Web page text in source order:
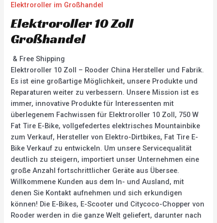
Elektroroller im Großhandel
Elektroroller 10 Zoll
Großhandel
& Free Shipping
Elektroroller 10 Zoll – Rooder China Hersteller und Fabrik.
Es ist eine großartige Möglichkeit, unsere Produkte und
Reparaturen weiter zu verbessern. Unsere Mission ist es
immer, innovative Produkte für Interessenten mit
überlegenem Fachwissen für Elektroroller 10 Zoll, 750 W
Fat Tire E-Bike, vollgefedertes elektrisches Mountainbike
zum Verkauf, Hersteller von Elektro-Dirtbikes, Fat Tire E-
Bike Verkauf zu entwickeln. Um unsere Servicequalität
deutlich zu steigern, importiert unser Unternehmen eine
große Anzahl fortschrittlicher Geräte aus Übersee.
Willkommene Kunden aus dem In- und Ausland, mit
denen Sie Kontakt aufnehmen und sich erkundigen
können! Die E-Bikes, E-Scooter und Citycoco-Chopper von
Rooder werden in die ganze Welt geliefert, darunter nach